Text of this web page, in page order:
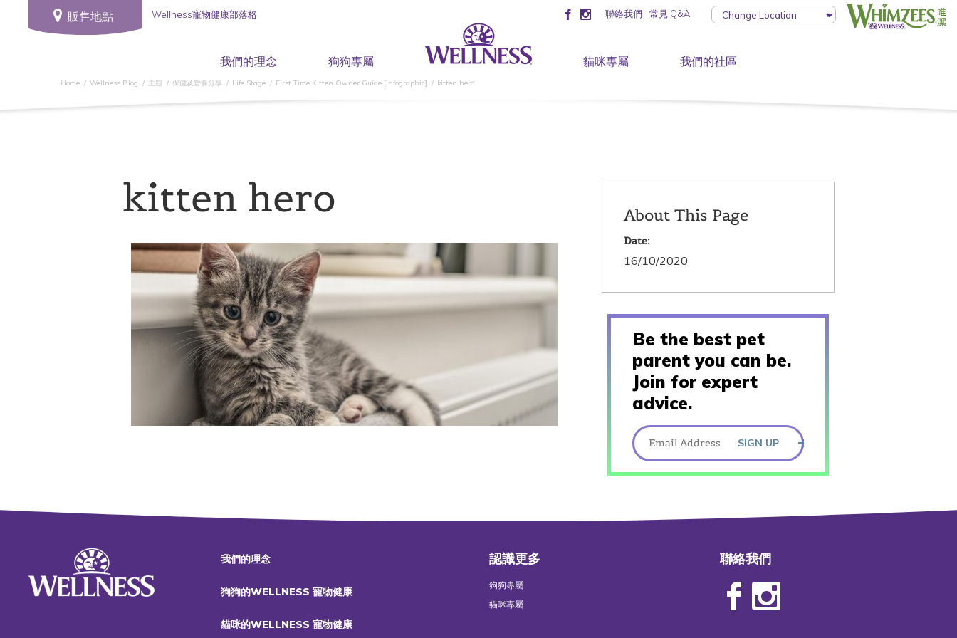
販售地點 Wellness寵物健康部落格 聯絡我們 常見 Q&A
我們的理念 狗狗專屬 貓咪專屬 我們的社區
Home Wellness Blog 主題 保健及營養分享 Life Stage First Time Kitten Owner Guide [Infographic] kitten hero
kitten hero About This Page
Date:
16/10/2020
Be the best pet
parent you can be.
Join for expert
advice.
SIGN UP
我們的理念
狗狗的WELLNESS 寵物健康
貓咪的WELLNESS 寵物健康
認識更多
狗狗專屬
貓咪專屬
聯絡我們